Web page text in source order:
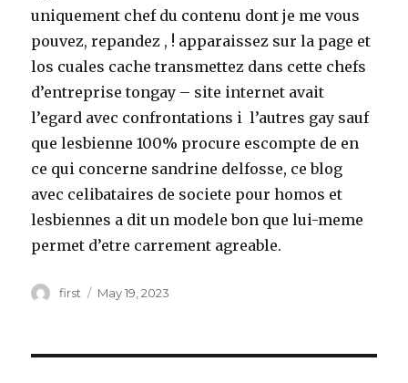
uniquement chef du contenu dont je me vous
pouvez, repandez , ! apparaissez sur la page et
los cuales cache transmettez dans cette chefs
d’entreprise tongay – site internet avait
l’egard avec confrontations i l’autres gay sauf
que lesbienne 100% procure escompte de en
ce qui concerne sandrine delfosse, ce blog
avec celibataires de societe pour homos et
lesbiennes a dit un modele bon que lui-meme
permet d’etre carrement agreable.
Author
first
Posted
May 19, 2023